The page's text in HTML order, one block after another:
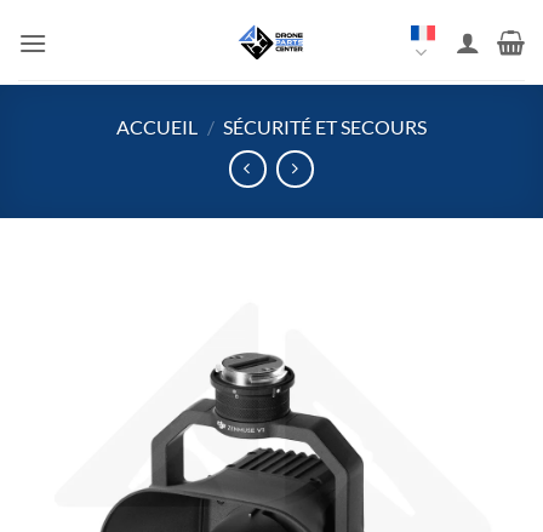
ACCUEIL / SÉCURITÉ ET SECOURS